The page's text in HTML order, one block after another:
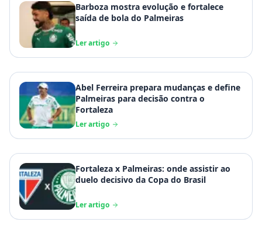
Barboza mostra evolução e fortalece
saída de bola do Palmeiras
Ler artigo
Abel Ferreira prepara mudanças e define
Palmeiras para decisão contra o
Fortaleza
Ler artigo
Fortaleza x Palmeiras: onde assistir ao
duelo decisivo da Copa do Brasil
Ler artigo